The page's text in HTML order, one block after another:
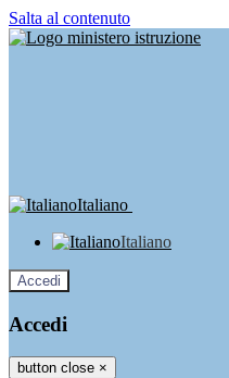
Salta al contenuto
Italiano
Italiano
Accedi
Accedi
button close ×